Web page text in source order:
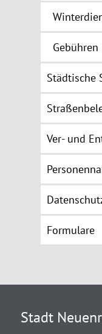
Gebühren
Städtische
Ver- und
Formulare
Stadt